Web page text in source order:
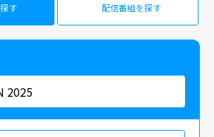
す 配信番組を探す